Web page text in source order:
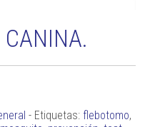
- Etiquetas: flebotomo,